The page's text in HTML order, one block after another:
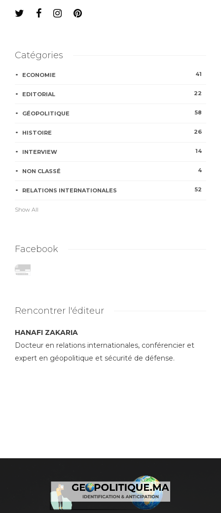
Catégories
ECONOMIE 41
EDITORIAL 22
GÉOPOLITIQUE 58
HISTOIRE 26
INTERVIEW 14
NON CLASSÉ 4
RELATIONS INTERNATIONALES 52
Show All
Facebook
Rencontrer l'éditeur
HANAFI ZAKARIA
Docteur en relations internationales, conférencier et
expert en géopolitique et sécurité de défense.